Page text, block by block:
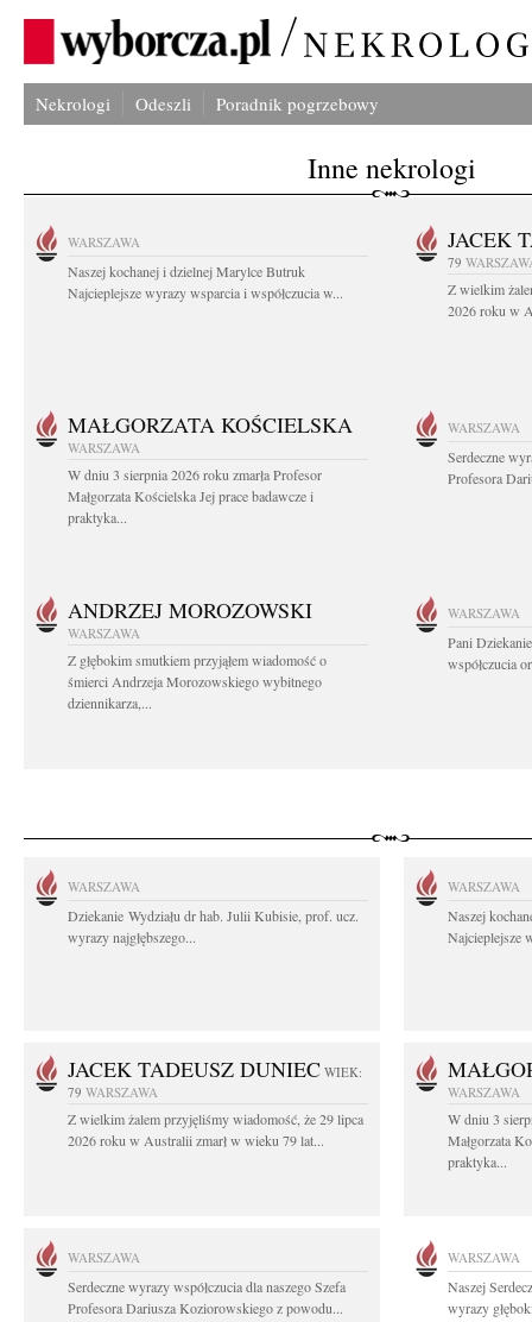
Nekrologi Odeszli Poradnik pogrzebowy
Inne nekrologi
WARSZAWA
Naszej kochanej i dzielnej Marylce Butruk
Najcieplejsze wyrazy wsparcia i współczucia w...
JACEK
79
Z wielkim
2026 roku w
MAŁGORZATA KOŚCIELSKA
WARSZAWA
W dniu 3 sierpnia 2026 roku zmarła Profesor
Małgorzata Kościelska Jej prace badawcze i
praktyka...
WARSZAWA
Serdeczne
Profesora
ANDRZEJ MOROZOWSKI
WARSZAWA
Z głębokim smutkiem przyjąłem wiadomość o
śmierci Andrzeja Morozowskiego wybitnego
dziennikarza,...
WARSZAWA
Pani
współczucia
WARSZAWA
Dziekanie Wydziału dr hab. Julii Kubisie, prof. ucz.
wyrazy najgłębszego...
WARSZAWA
Naszej
Najcieplejsze
JACEK TADEUSZ DUNIEC WIEK:
79 WARSZAWA
Z wielkim żalem przyjęliśmy wiadomość, że 29 lipca
2026 roku w Australii zmarł w wieku 79 lat...
WARSZAWA
W dniu 3
Małgorzata
praktyka...
WARSZAWA
Serdeczne wyrazy współczucia dla naszego Szefa
Profesora Dariusza Koziorowskiego z powodu...
WARSZAWA
Naszej
wyrazy